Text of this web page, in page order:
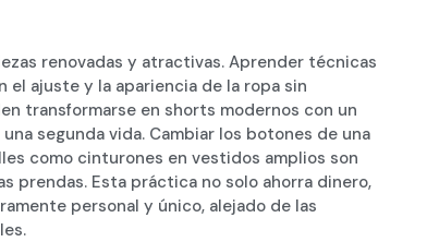
renovadas y atractivas. Aprender técnicas
ajuste y la apariencia de la ropa sin
transformarse en shorts modernos con un
segunda vida. Cambiar los botones de una
como cinturones en vestidos amplios son
prendas. Esta práctica no solo ahorra dinero,
personal y único, alejado de las